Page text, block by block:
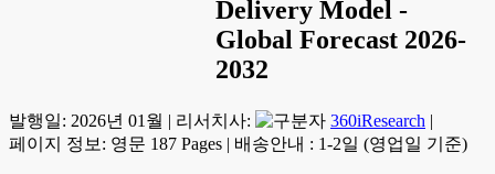
Delivery Model -
Global Forecast 2026-
2032
발행일: 2026년 01월 | 리서치사: 360iResearch |
페이지 정보: 영문 187 Pages | 배송안내 : 1-2일 (영업일 기준)